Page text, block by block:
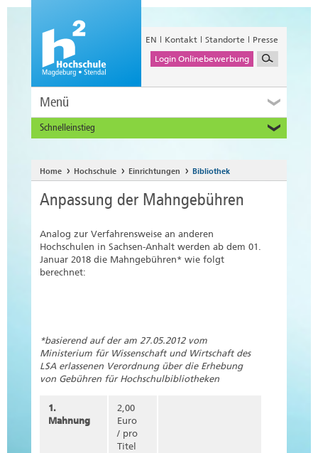
EN Kontakt Standorte
Presse
Login Onlinebewerbung
Menü
Schnelleinstieg
Alumni
Unternehmen und Institutionen
Studierende
International
Home Hochschule Einrichtungen Bibliothek
Anpassung der Mahngebühren
Analog zur Verfahrensweise an anderen
Hochschulen in Sachsen-Anhalt werden ab dem 01.
Januar 2018 die Mahngebühren* wie folgt
berechnet:
*basierend auf der am 27.05.2012 vom
Ministerium für Wissenschaft und Wirtschaft des
LSA erlassenen Verordnung über die Erhebung
von Gebühren für Hochschulbibliotheken
1.
Mahnung
2,00
Euro
/ pro
Titel